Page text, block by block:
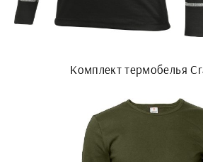
Комплект термобелья